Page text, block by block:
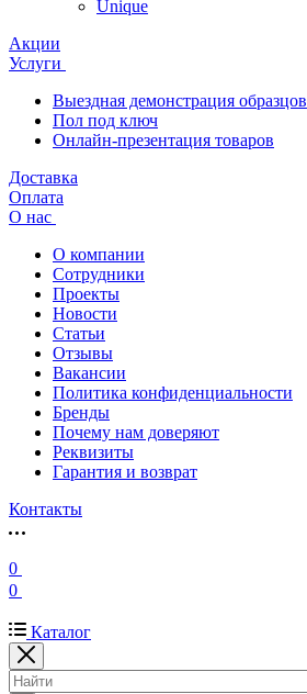
Unique
Акции
Услуги
Выездная демонстрация образцов
Пол под ключ
Онлайн-презентация товаров
Доставка
Оплата
О нас
О компании
Сотрудники
Проекты
Новости
Статьи
Отзывы
Вакансии
Политика конфиденциальности
Бренды
Почему нам доверяют
Реквизиты
Гарантия и возврат
Контакты
0
0
Каталог